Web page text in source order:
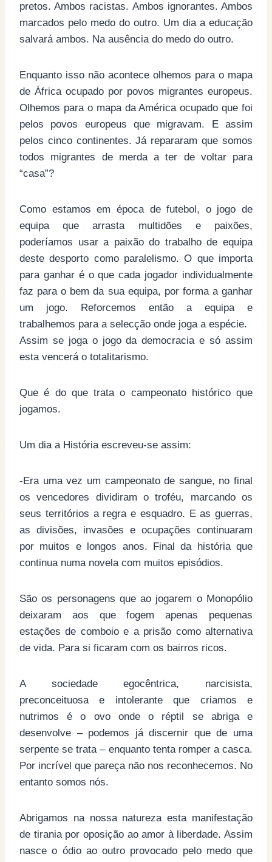
pretos. Ambos racistas. Ambos ignorantes. Ambos
marcados pelo medo do outro. Um dia a educação
salvará ambos. Na ausência do medo do outro.
Enquanto isso não acontece olhemos para o mapa
de África ocupado por povos migrantes europeus.
Olhemos para o mapa da América ocupado que foi
pelos povos europeus que migravam. E assim
pelos cinco continentes. Já repararam que somos
todos migrantes de merda a ter de voltar para
“casa”?
Como estamos em época de futebol, o jogo de
equipa que arrasta multidões e paixões,
poderíamos usar a paixão do trabalho de equipa
deste desporto como paralelismo. O que importa
para ganhar é o que cada jogador individualmente
faz para o bem da sua equipa, por forma a ganhar
um jogo. Reforcemos então a equipa e
trabalhemos para a selecção onde joga a espécie.
Assim se joga o jogo da democracia e só assim
esta vencerá o totalitarismo.
Que é do que trata o campeonato histórico que
jogamos.
Um dia a História escreveu-se assim:
-Era uma vez um campeonato de sangue, no final
os vencedores dividiram o troféu, marcando os
seus territórios a regra e esquadro. E as guerras,
as divisões, invasões e ocupações continuaram
por muitos e longos anos. Final da história que
continua numa novela com muitos episódios.
São os personagens que ao jogarem o Monopólio
deixaram aos que fogem apenas pequenas
estações de comboio e a prisão como alternativa
de vida. Para si ficaram com os bairros ricos.
A sociedade egocêntrica, narcisista,
preconceituosa e intolerante que criamos e
nutrimos é o ovo onde o réptil se abriga e
desenvolve – podemos já discernir que de uma
serpente se trata – enquanto tenta romper a casca.
Por incrível que pareça não nos reconhecemos. No
entanto somos nós.
Abrigamos na nossa natureza esta manifestação
de tirania por oposição ao amor à liberdade. Assim
nasce o ódio ao outro provocado pelo medo que